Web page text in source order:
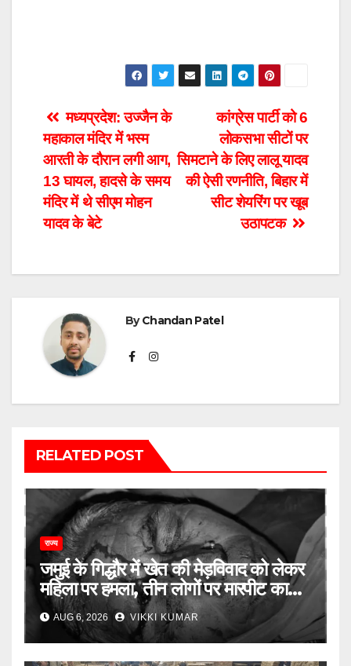
Post
navigation
कांग्रेस पार्टी को 6
लोकसभा सीटों पर
सिमटाने के लिए लालू यादव
की ऐसी रणनीति, बिहार में
सीट शेयरिंग पर खूब
उठापटक
मध्यप्रदेश: उज्जैन के
महाकाल मंदिर में भस्म
आरती के दौरान लगी आग,
13 घायल, हादसे के समय
मंदिर में थे सीएम मोहन
यादव के बेटे
ByChandan Patel
RELATED POST
राज्य
जमुई के गिद्धौर में खेत की मेड़विवाद को लेकर
महिला पर हमला, तीन लोगों पर मारपीट का
आरोप
AUG 6, 2026 VIKKI KUMAR